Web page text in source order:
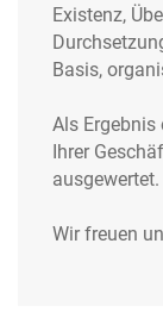
Existenz,
Basis,
Als Ergebnis
Ihrer
ausgewertet.
Wir freuen